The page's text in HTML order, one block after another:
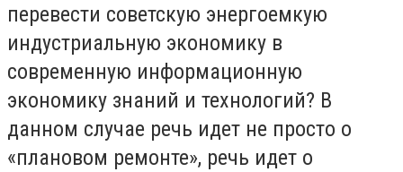
перевести советскую энергоемкую
индустриальную экономику в
современную информационную
экономику знаний и технологий? В
данном случае речь идет не просто о
«плановом ремонте», речь идет о